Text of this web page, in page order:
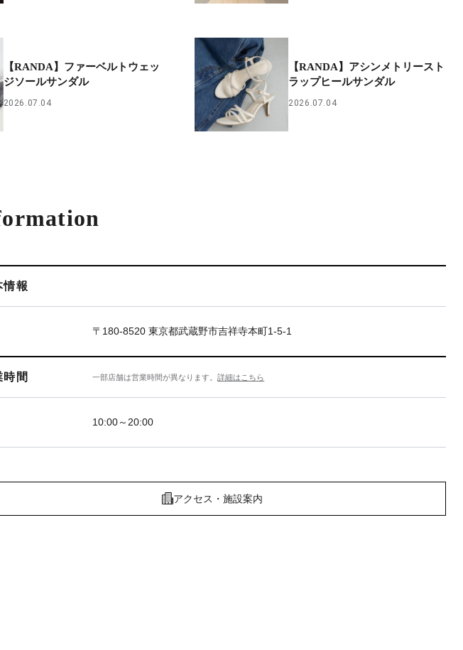
【RANDA】ファーベルトウェッ
ジソールサンダル
2026.07.04
【RANDA】アシンメトリースト
ラップヒールサンダル
2026.07.04
情報
〒180-8520 東京都武蔵野市吉祥寺本町1-5-1
時間 一部店舗は営業時間が異なります。詳細はこちら
10:00～20:00
アクセス・施設案内